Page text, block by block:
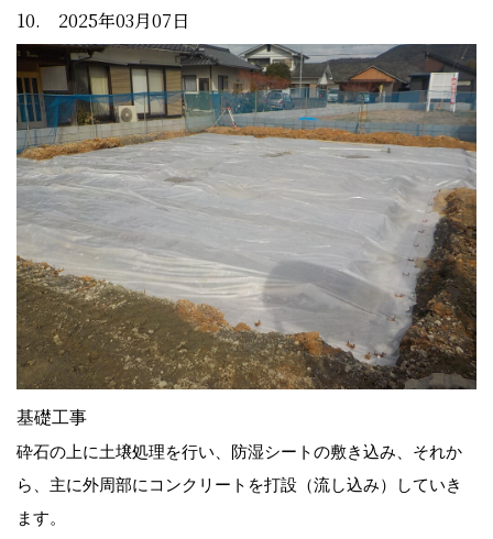
10. 2025年03月07日
基礎工事
砕石の上に土壌処理を行い、防湿シートの敷き込み、それか
ら、主に外周部にコンクリートを打設（流し込み）していき
ます。